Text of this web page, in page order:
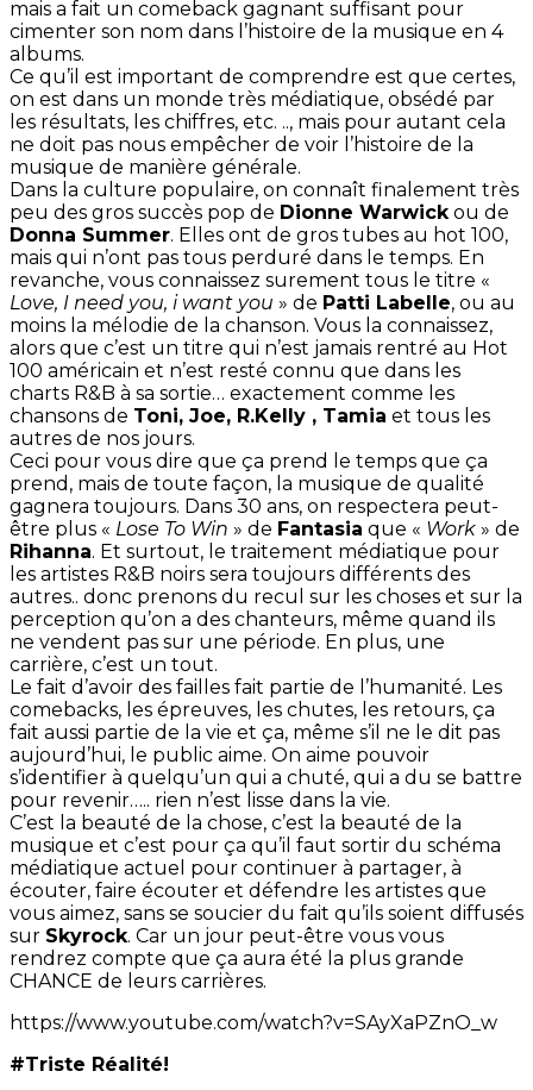
mais a fait un comeback gagnant suffisant pour
cimenter son nom dans l’histoire de la musique en 4
albums.
Ce qu’il est important de comprendre est que certes,
on est dans un monde très médiatique, obsédé par
les résultats, les chiffres, etc. .., mais pour autant cela
ne doit pas nous empêcher de voir l’histoire de la
musique de manière générale.
Dans la culture populaire, on connaît finalement très
peu des gros succès pop de Dionne Warwickou de
Donna Summer. Elles ont de gros tubes au hot 100,
mais qui n’ont pas tous perduré dans le temps. En
revanche, vous connaissez surement tous le titre «
Love, I need you, i want you » de Patti Labelle, ou au
moins la mélodie de la chanson. Vous la connaissez,
alors que c’est un titre qui n’est jamais rentré au Hot
100 américain et n’est resté connu que dans les
charts R&B à sa sortie… exactement comme les
chansons de Toni, Joe, R.Kelly , Tamia et tous les
autres de nos jours.
Ceci pour vous dire que ça prend le temps que ça
prend, mais de toute façon, la musique de qualité
gagnera toujours. Dans 30 ans, on respectera peut-
être plus « Lose To Win » de Fantasia que « Work » de
Rihanna. Et surtout, le traitement médiatique pour
les artistes R&B noirs sera toujours différents des
autres.. donc prenons du recul sur les choses et sur la
perception qu’on a des chanteurs, même quand ils
ne vendent pas sur une période. En plus, une
carrière, c’est un tout.
Le fait d’avoir des failles fait partie de l’humanité. Les
comebacks, les épreuves, les chutes, les retours, ça
fait aussi partie de la vie et ça, même s’il ne le dit pas
aujourd’hui, le public aime. On aime pouvoir
s’identifier à quelqu’un qui a chuté, qui a du se battre
pour revenir….. rien n’est lisse dans la vie.
C’est la beauté de la chose, c’est la beauté de la
musique et c’est pour ça qu’il faut sortir du schéma
médiatique actuel pour continuer à partager, à
écouter, faire écouter et défendre les artistes que
vous aimez, sans se soucier du fait qu’ils soient diffusés
sur Skyrock. Car un jour peut-être vous vous
rendrez compte que ça aura été la plus grande
CHANCE de leurs carrières.
https://www.youtube.com/watch?v=SAyXaPZnO_w
‪#‎Triste Réalité‬!